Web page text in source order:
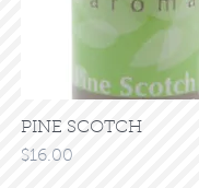
クイックビュー
PINE SCOTCH
価格
$16.00